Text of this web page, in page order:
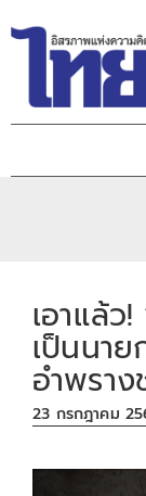
เอาแล้ว
เป็นนา
อำพรา
23 กรกฎาคม